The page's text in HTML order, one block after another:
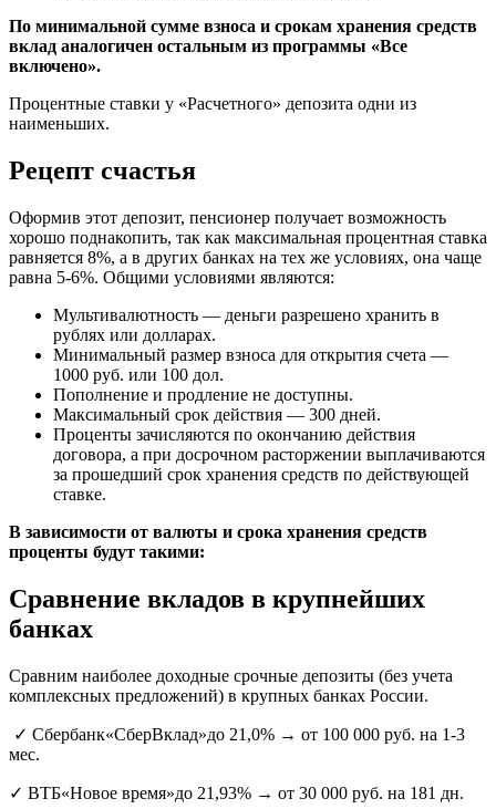
По минимальной сумме взноса и срокам хранения средств
вклад аналогичен остальным из программы «Все
включено».
Процентные ставки у «Расчетного» депозита одни из
наименьших.
Рецепт счастья
Оформив этот депозит, пенсионер получает возможность
хорошо поднакопить, так как максимальная процентная ставка
равняется 8%, а в других банках на тех же условиях, она чаще
равна 5-6%. Общими условиями являются:
Мультивалютность — деньги разрешено хранить в
рублях или долларах.
Минимальный размер взноса для открытия счета —
1000 руб. или 100 дол.
Пополнение и продление не доступны.
Максимальный срок действия — 300 дней.
Проценты зачисляются по окончанию действия
договора, а при досрочном расторжении выплачиваются
за прошедший срок хранения средств по действующей
ставке.
В зависимости от валюты и срока хранения средств
проценты будут такими:
Сравнение вкладов в крупнейших
банках
Сравним наиболее доходные срочные депозиты (без учета
комплексных предложений) в крупных банках России.
✓ Сбербанк«СберВклад»до 21,0% → от 100 000 руб. на 1-3
мес.
✓ ВТБ«Новое время»до 21,93% → от 30 000 руб. на 181 дн.